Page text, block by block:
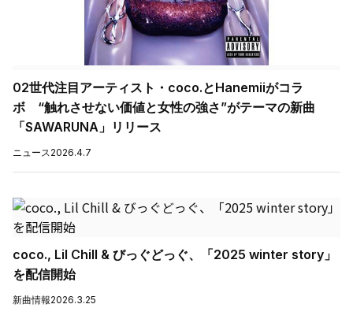
02世代注目アーティスト・coco.とHanemiiがコラ
ボ “触れさせない価値と女性の強さ”がテーマの新曲
「SAWARUNA」リリース
ニュース 2026.4.7
coco., Lil Chill & びっぐどっぐ、「2025 winter story」
を配信開始
新曲情報2026.3.25